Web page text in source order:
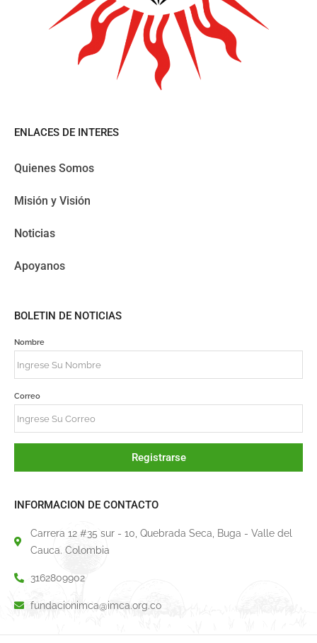
ENLACES DE INTERES
Quienes Somos
Misión y Visión
Noticias
Apoyanos
BOLETIN DE NOTICIAS
Nombre
Correo
Registrarse
INFORMACION DE CONTACTO
Carrera 12 #35 sur - 10, Quebrada Seca, Buga - Valle del
Cauca. Colombia
3162809902
fundacionimca@imca.org.co